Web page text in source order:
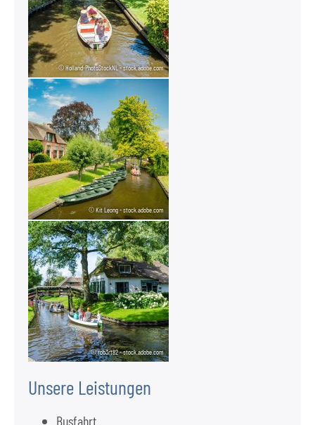
© Holland-PhotoStockNL - stock.adobe.com
© Kit Leong - stock.adobe.com
© rob3rt82 - stock.adobe.com
Unsere Leistungen
Busfahrt